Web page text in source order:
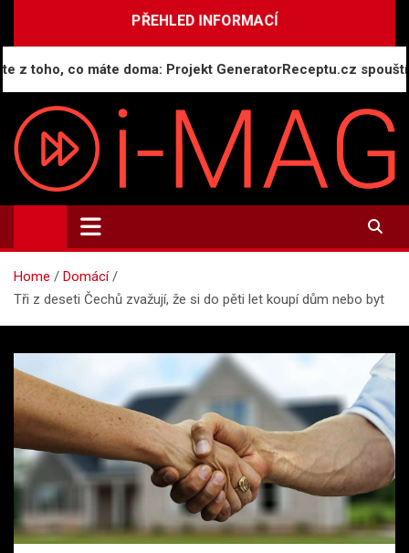
PŘEHLED INFORMACÍ
co máte doma: Projekt GeneratorReceptu.cz spouští
i-MAG.CZ
Informační magazín | Public Relations
Home
Domácí
Tři z deseti Čechů zvažují, že si do pěti let koupí dům nebo byt